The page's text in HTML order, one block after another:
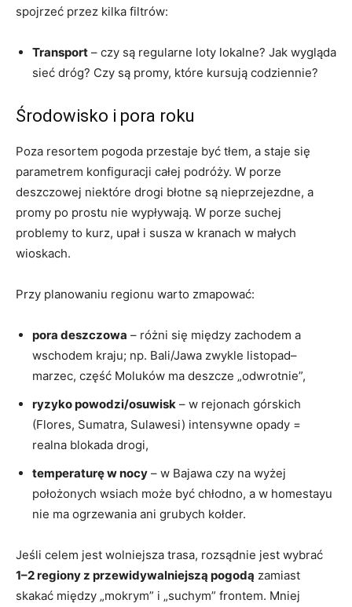
spojrzeć przez kilka filtrów:
Transport – czy są regularne loty lokalne? Jak wygląda
sieć dróg? Czy są promy, które kursują codziennie?
Środowisko i pora roku
Poza resortem pogoda przestaje być tłem, a staje się
parametrem konfiguracji całej podróży. W porze
deszczowej niektóre drogi błotne są nieprzejezdne, a
promy po prostu nie wypływają. W porze suchej
problemy to kurz, upał i susza w kranach w małych
wioskach.
Przy planowaniu regionu warto zmapować:
pora deszczowa – różni się między zachodem a
wschodem kraju; np. Bali/Jawa zwykle listopad–
marzec, część Moluków ma deszcze „odwrotnie”,
ryzyko powodzi/osuwisk – w rejonach górskich
(Flores, Sumatra, Sulawesi) intensywne opady =
realna blokada drogi,
temperaturę w nocy – w Bajawa czy na wyżej
położonych wsiach może być chłodno, a w homestayu
nie ma ogrzewania ani grubych kołder.
Jeśli celem jest wolniejsza trasa, rozsądnie jest wybrać
1–2 regiony z przewidywalniejszą pogodą zamiast
skakać między „mokrym” i „suchym” frontem. Mniej